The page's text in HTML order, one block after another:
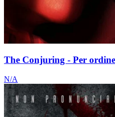
The Conjuring - Per
N/A